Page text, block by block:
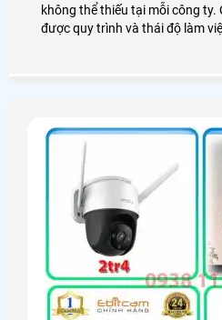
không thể thiếu tại mỗi công ty.
được quy trình và thái độ làm